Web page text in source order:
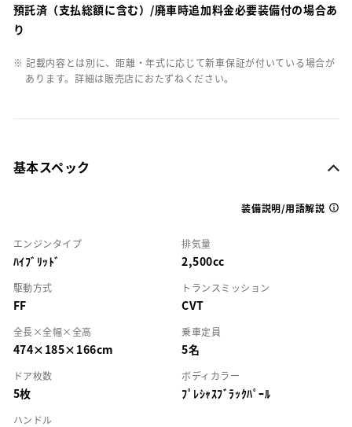
預託済（支払総額に含む）/廃車時追加料金必要装備付の場合あ
り
※ 記載内容とは別に、距離・年式に応じて新車保証が付いている場合が
あります。詳細は販売店におたずねください。
基本スペック
装備説明/用語解説
エンジンタイプ
ﾊｲﾌﾞﾘｯﾄﾞ
排気量
2,500cc
駆動方式
FF
トランスミッション
CVT
全長×全幅×全高
474×185×166cm
乗車定員
5名
ドア枚数
5枚
ボディカラー
ﾌﾟﾚｼｬｽﾌﾞﾗｯｸﾊﾟｰﾙ
ハンドル